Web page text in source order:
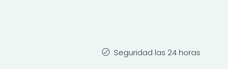
Seguridad las 24 horas